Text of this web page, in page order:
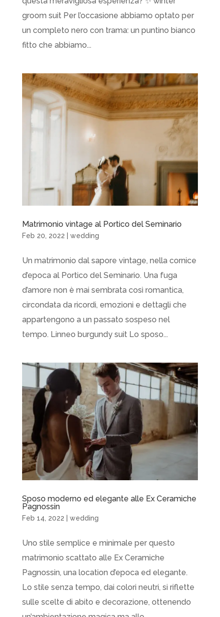
groom suit Per l’occasione abbiamo optato per
un completo nero con trama: un puntino bianco
fitto che abbiamo...
Matrimonio vintage al Portico del Seminario
Feb 20, 2022 wedding
Un matrimonio dal sapore vintage, nella cornice
d’epoca al Portico del Seminario. Una fuga
d’amore non è mai sembrata così romantica,
circondata da ricordi, emozioni e dettagli che
appartengono a un passato sospeso nel
tempo. Linneo burgundy suit Lo sposo...
Sposo moderno ed elegante alle Ex Ceramiche
Pagnossin
Feb 14, 2022 wedding
Uno stile semplice e minimale per questo
matrimonio scattato alle Ex Ceramiche
Pagnossin, una location d’epoca ed elegante.
Lo stile senza tempo, dai colori neutri, si riflette
sulle scelte di abito e decorazione, ottenendo